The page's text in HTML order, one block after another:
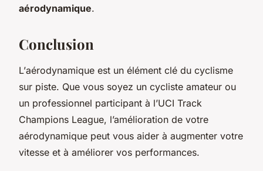
aérodynamique.
Conclusion
L’aérodynamique est un élément clé du cyclisme
sur piste. Que vous soyez un cycliste amateur ou
un professionnel participant à l’UCI Track
Champions League, l’amélioration de votre
aérodynamique peut vous aider à augmenter votre
vitesse et à améliorer vos performances.